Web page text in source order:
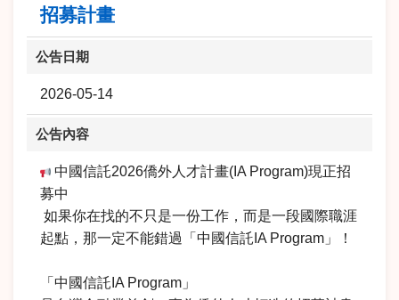
招募計畫
公告日期
2026-05-14
公告內容
中國信託2026僑外人才計畫(IA Program)現正招
募中
如果你在找的不只是一份工作，而是一段國際職涯
起點，那一定不能錯過「中國信託IA Program」！
「中國信託IA Program」